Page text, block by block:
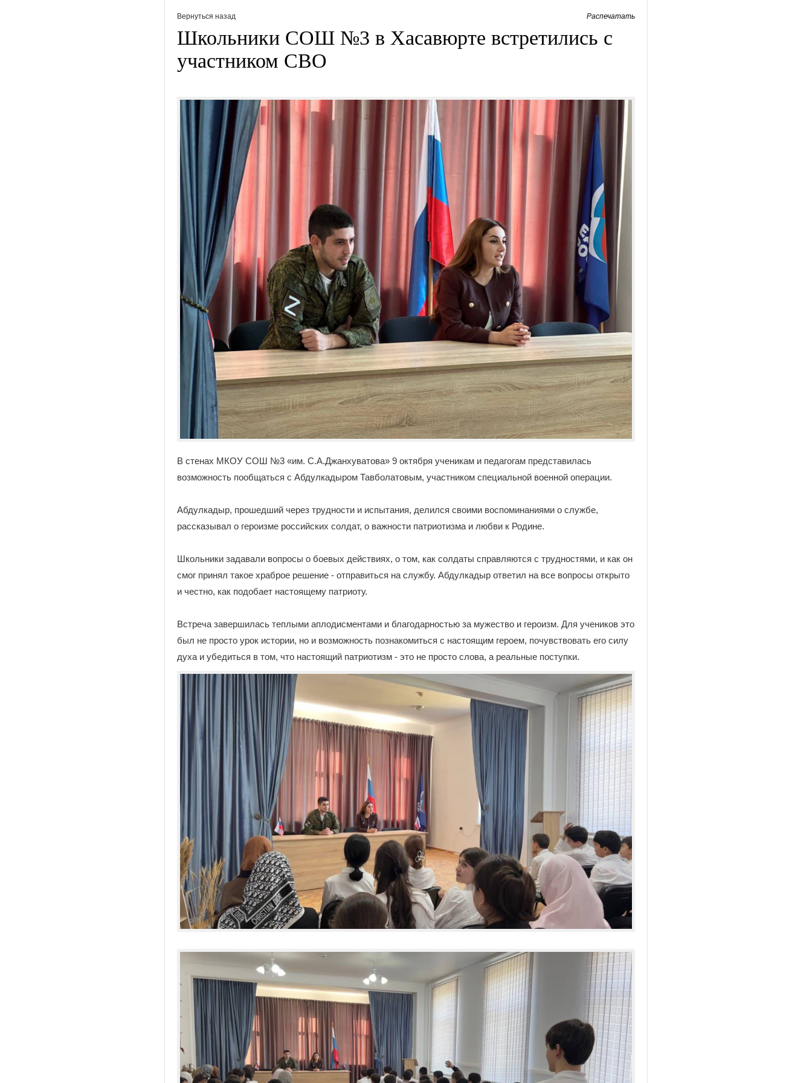
Вернуться назад Распечатать
Школьники СОШ №3 в Хасавюрте встретились с
участником СВО
В стенах МКОУ СОШ №3 «им. С.А.Джанхуватова» 9 октября ученикам и педагогам представилась
возможность пообщаться с Абдулкадыром Тавболатовым, участником специальной военной операции.
Абдулкадыр, прошедший через трудности и испытания, делился своими воспоминаниями о службе,
рассказывал о героизме российских солдат, о важности патриотизма и любви к Родине.
Школьники задавали вопросы о боевых действиях, о том, как солдаты справляются с трудностями, и как он
смог принял такое храброе решение - отправиться на службу. Абдулкадыр ответил на все вопросы открыто
и честно, как подобает настоящему патриоту.
Встреча завершилась теплыми аплодисментами и благодарностью за мужество и героизм. Для учеников это
был не просто урок истории, но и возможность познакомиться с настоящим героем, почувствовать его силу
духа и убедиться в том, что настоящий патриотизм - это не просто слова, а реальные поступки.